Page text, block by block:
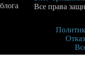
Все права